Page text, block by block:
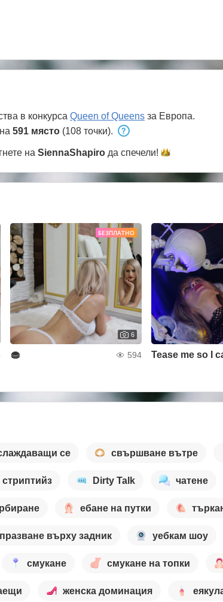
в конкурса Queen of Queens за Европа.
591 място (108 точки).
на SiennaShapiro да спечели!
БЕЗПЛАТНО
6
🧁 594
се свършване вътре
стриптийз Dirty Talk чатене
ебане на путки
върху задник уебкам шоу
смукане смукане на топки
женска доминация